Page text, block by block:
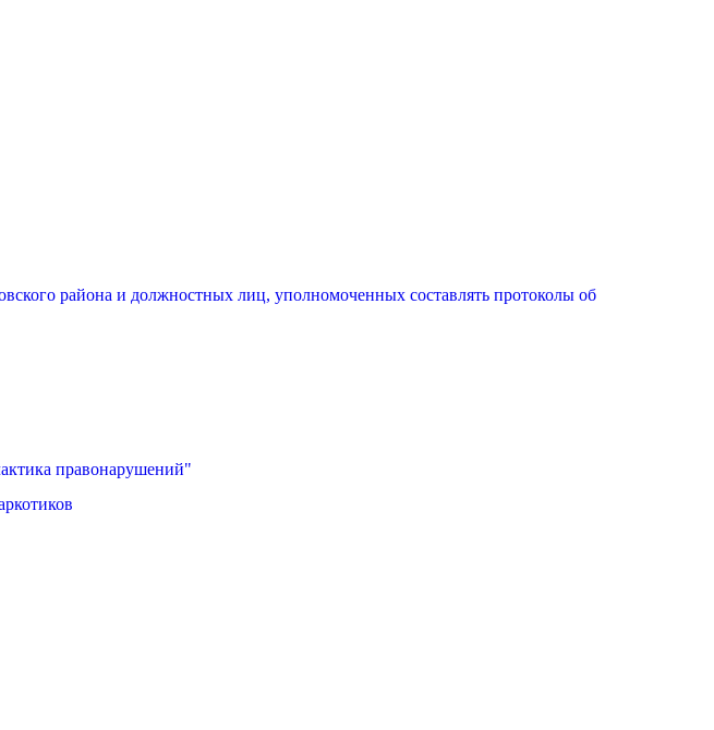
района и должностных лиц, уполномоченных составлять протоколы об
правонарушений"